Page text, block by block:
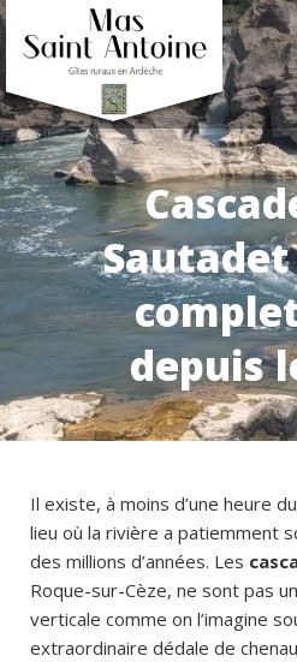
depuis
Il existe, à moins d’une heure
lieu où la rivière a patiemment
des millions d’années. Les
Roque-sur-Cèze, ne sont pas
verticale comme on l’imagine
extraordinaire dédale de